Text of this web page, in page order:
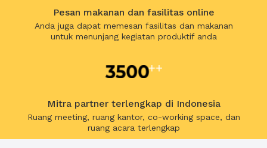
Pesan makanan dan fasilitas online
Anda juga dapat memesan fasilitas dan makanan
untuk menunjang kegiatan produktif anda
Mitra partner terlengkap di Indonesia
Ruang meeting, ruang kantor, co-working space, dan
ruang acara terlengkap